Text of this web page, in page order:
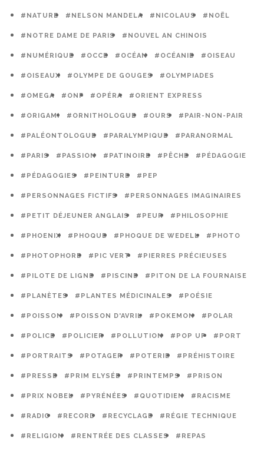
#NATURE #NELSON MANDELA #NICOLAUS #NOËL
#NOTRE DAME DE PARIS #NOUVEL AN CHINOIS
#NUMÉRIQUE #OCCE #OCÉAN #OCÉANIE #OISEAU
#OISEAUX #OLYMPE DE GOUGES #OLYMPIADES
#OMEGA #ONF #OPÉRA #ORIENT EXPRESS
#ORIGAMI #ORNITHOLOGUE #OURS #PAIR-NON-PAIR
#PALÉONTOLOGUE #PARALYMPIQUE #PARANORMAL
#PARIS #PASSION #PATINOIRE #PÊCHE #PÉDAGOGIE
#PÉDAGOGIES #PEINTURE #PEP
#PERSONNAGES FICTIFS #PERSONNAGES IMAGINAIRES
#PETIT DÉJEUNER ANGLAIS #PEUR #PHILOSOPHIE
#PHOENIX #PHOQUE #PHOQUE DE WEDELL #PHOTO
#PHOTOPHORE #PIC VERT #PIERRES PRÉCIEUSES
#PILOTE DE LIGNE #PISCINE #PITON DE LA FOURNAISE
#PLANÈTES #PLANTES MÉDICINALES #POÉSIE
#POISSON #POISSON D'AVRIL #POKEMON #POLAR
#POLICE #POLICIER #POLLUTION #POP UP #PORT
#PORTRAITS #POTAGER #POTERIE #PRÉHISTOIRE
#PRESSE #PRIM ELYSÉE #PRINTEMPS #PRISON
#PRIX NOBEL #PYRÉNÉES #QUOTIDIEN #RACISME
#RADIO #RECORD #RECYCLAGE #RÉGIE TECHNIQUE
#RELIGION #RENTRÉE DES CLASSES #REPAS